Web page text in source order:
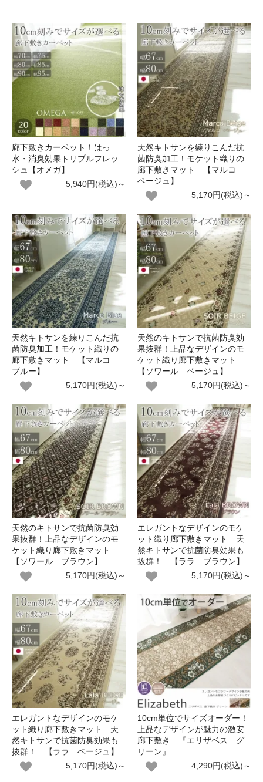
廊下敷きカーペット！はっ
水・消臭効果トリプルフレッ
シュ【オメガ】
5,940円(税込)～
天然キトサンを練りこんだ抗
菌防臭加工！モケット織りの
廊下敷きマット 【マルコ
ベージュ】
5,170円(税込)～
天然キトサンを練りこんだ抗
菌防臭加工！モケット織りの
廊下敷きマット 【マルコ
ブルー】
5,170円(税込)～
天然のキトサンで抗菌防臭効
果抜群！上品なデザインのモ
ケット織り廊下敷きマット
【ソワール ベージュ】
5,170円(税込)～
天然のキトサンで抗菌防臭効
果抜群！上品なデザインのモ
ケット織り廊下敷きマット
【ソワール ブラウン】
5,170円(税込)～
エレガントなデザインのモケ
ット織り廊下敷きマット 天
然キトサンで抗菌防臭効果も
抜群！ 【ララ ブラウン】
5,170円(税込)～
エレガントなデザインのモケ
ット織り廊下敷きマット 天
然キトサンで抗菌防臭効果も
抜群！ 【ララ ベージュ】
5,170円(税込)～
10cm単位でサイズオーダー！
上品なデザインが魅力の激安
廊下敷き 『エリザベス グ
リーン』
4,290円(税込)～